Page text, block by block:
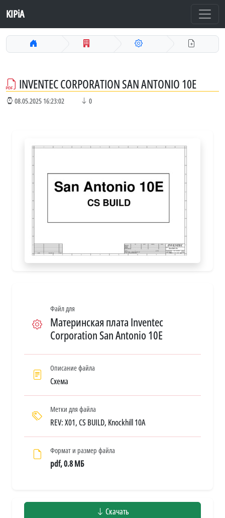
KIPiA
INVENTEC CORPORATION SAN ANTONIO 10E
08.05.2025 16:23:02 0
Файл для
Материнская плата Inventec
Corporation San Antonio 10E
Описание файла
Схема
Метки для файла
REV: X01, CS BUILD, Knockhill 10A
Формат и размер файла
pdf, 0.8 МБ
Скачать